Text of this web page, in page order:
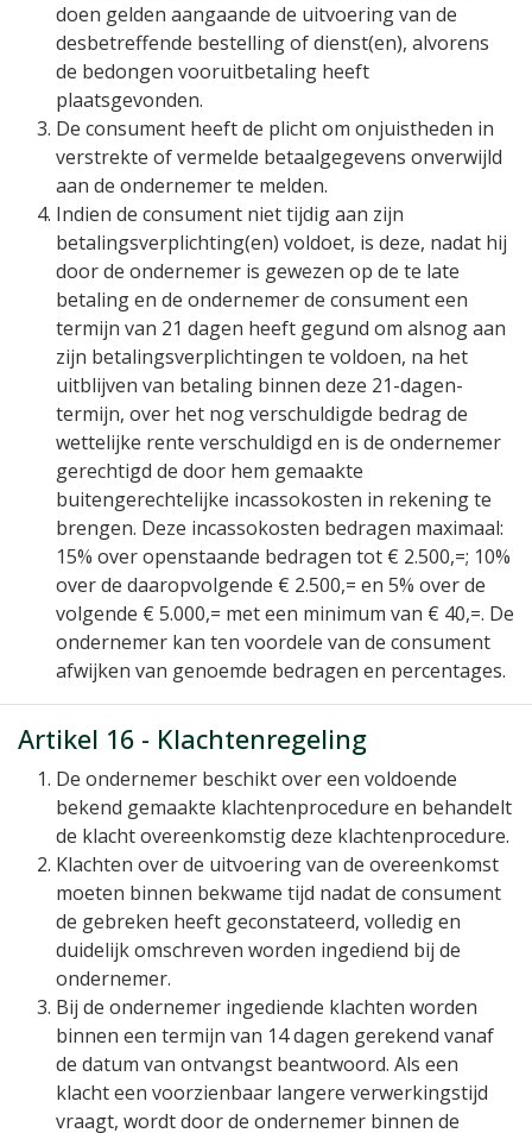
doen gelden aangaande de uitvoering van de
desbetreffende bestelling of dienst(en), alvorens
de bedongen vooruitbetaling heeft
plaatsgevonden.
De consument heeft de plicht om onjuistheden in
verstrekte of vermelde betaalgegevens onverwijld
aan de ondernemer te melden.
Indien de consument niet tijdig aan zijn
betalingsverplichting(en) voldoet, is deze, nadat hij
door de ondernemer is gewezen op de te late
betaling en de ondernemer de consument een
termijn van 21 dagen heeft gegund om alsnog aan
zijn betalingsverplichtingen te voldoen, na het
uitblijven van betaling binnen deze 21-dagen-
termijn, over het nog verschuldigde bedrag de
wettelijke rente verschuldigd en is de ondernemer
gerechtigd de door hem gemaakte
buitengerechtelijke incassokosten in rekening te
brengen. Deze incassokosten bedragen maximaal:
15% over openstaande bedragen tot € 2.500,=; 10%
over de daaropvolgende € 2.500,= en 5% over de
volgende € 5.000,= met een minimum van € 40,=. De
ondernemer kan ten voordele van de consument
afwijken van genoemde bedragen en percentages.
Artikel 16 - Klachtenregeling
De ondernemer beschikt over een voldoende
bekend gemaakte klachtenprocedure en behandelt
de klacht overeenkomstig deze klachtenprocedure.
Klachten over de uitvoering van de overeenkomst
moeten binnen bekwame tijd nadat de consument
de gebreken heeft geconstateerd, volledig en
duidelijk omschreven worden ingediend bij de
ondernemer.
Bij de ondernemer ingediende klachten worden
binnen een termijn van 14 dagen gerekend vanaf
de datum van ontvangst beantwoord. Als een
klacht een voorzienbaar langere verwerkingstijd
vraagt, wordt door de ondernemer binnen de